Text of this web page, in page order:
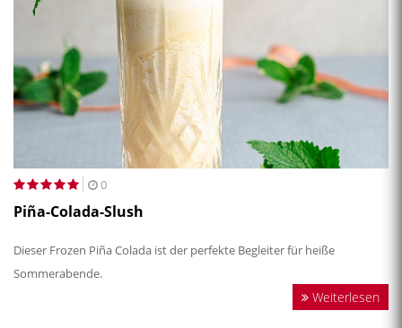
0
Piña-Colada-Slush
Dieser Frozen Piña Colada ist der perfekte Begleiter für heiße
Sommerabende.
Weiterlesen